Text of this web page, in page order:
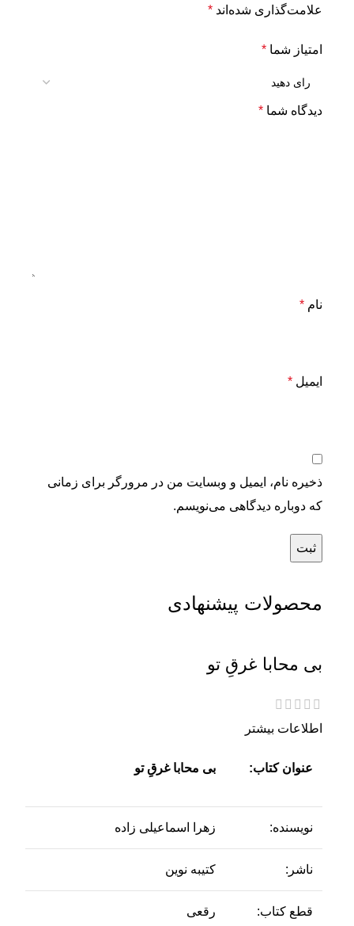
علامت‌گذاری شده‌اند *
امتیاز شما *
دیدگاه شما *
نام *
ایمیل *
ذخیره نام، ایمیل و وبسایت من در مرورگر برای زمانی
که دوباره دیدگاهی می‌نویسم.
محصولات پیشنهادی
بی محابا غرقِ تو
اطلاعات بیشتر
عنوان کتاب: بی محابا غرقِ تو
نویسنده: زهرا اسماعیلی زاده
ناشر: کتیبه نوین
قطع کتاب: رقعی